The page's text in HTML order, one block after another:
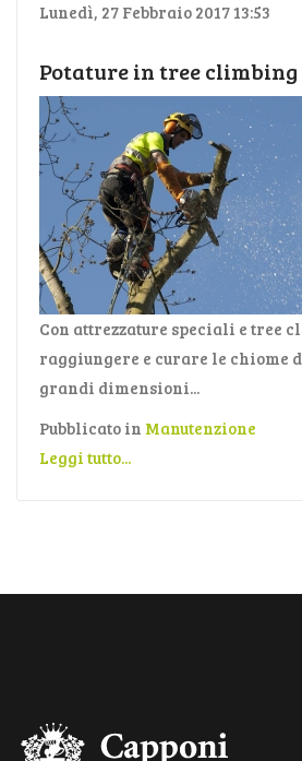
Lunedì, 27 Febbraio 2017 13:53
Potature in tree climbing
Con attrezzature speciali e tree
raggiungere e curare le chiome
grandi dimensioni...
Pubblicato in Manutenzione
Leggi tutto...